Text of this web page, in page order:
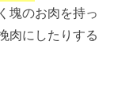
塊のお肉を持っ
肉にしたりする